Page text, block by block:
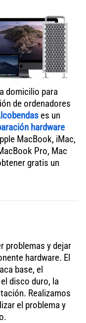
domicilio para
de ordenadores
es un
hardware
MacBook, iMac,
Pro, Mac
gratis un
problemas y dejar
hardware. El
base, el
disco duro, la
Realizamos
el problema y